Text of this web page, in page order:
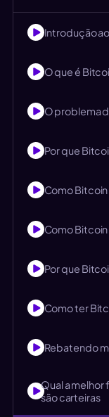
Introdução
O que é
O problema
Por que
Como Bitcoin
Como Bitcoin
Por que
Como ter
Rebatendo
Qual a melhor
são carteiras